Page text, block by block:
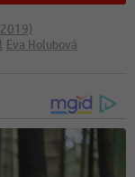
Eva Holubová